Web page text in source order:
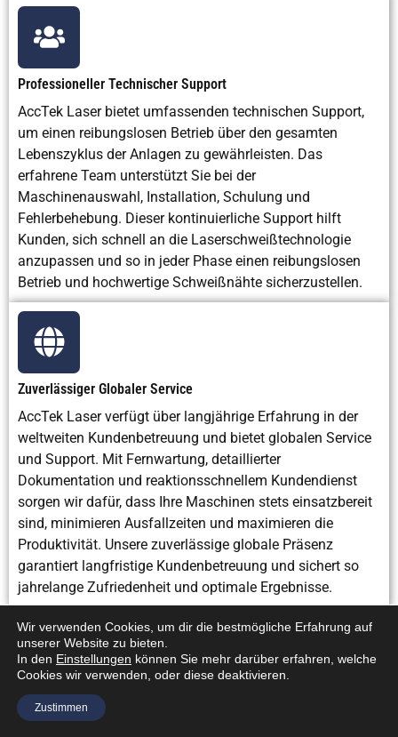
Professioneller Technischer Support
AccTek Laser bietet umfassenden technischen Support,
um einen reibungslosen Betrieb über den gesamten
Lebenszyklus der Anlagen zu gewährleisten. Das
erfahrene Team unterstützt Sie bei der
Maschinenauswahl, Installation, Schulung und
Fehlerbehebung. Dieser kontinuierliche Support hilft
Kunden, sich schnell an die Laserschweißtechnologie
anzupassen und so in jeder Phase einen reibungslosen
Betrieb und hochwertige Schweißnähte sicherzustellen.
Zuverlässiger Globaler Service
AccTek Laser verfügt über langjährige Erfahrung in der
weltweiten Kundenbetreuung und bietet globalen Service
und Support. Mit Fernwartung, detaillierter
Dokumentation und reaktionsschnellem Kundendienst
sorgen wir dafür, dass Ihre Maschinen stets einsatzbereit
sind, minimieren Ausfallzeiten und maximieren die
Produktivität. Unsere zuverlässige globale Präsenz
garantiert langfristige Kundenbetreuung und sichert so
jahrelange Zufriedenheit und optimale Ergebnisse.
Wir verwenden Cookies, um dir die bestmögliche Erfahrung auf
unserer Website zu bieten.
In den Einstellungen können Sie mehr darüber erfahren, welche
Cookies wir verwenden, oder diese deaktivieren.
Zustimmen